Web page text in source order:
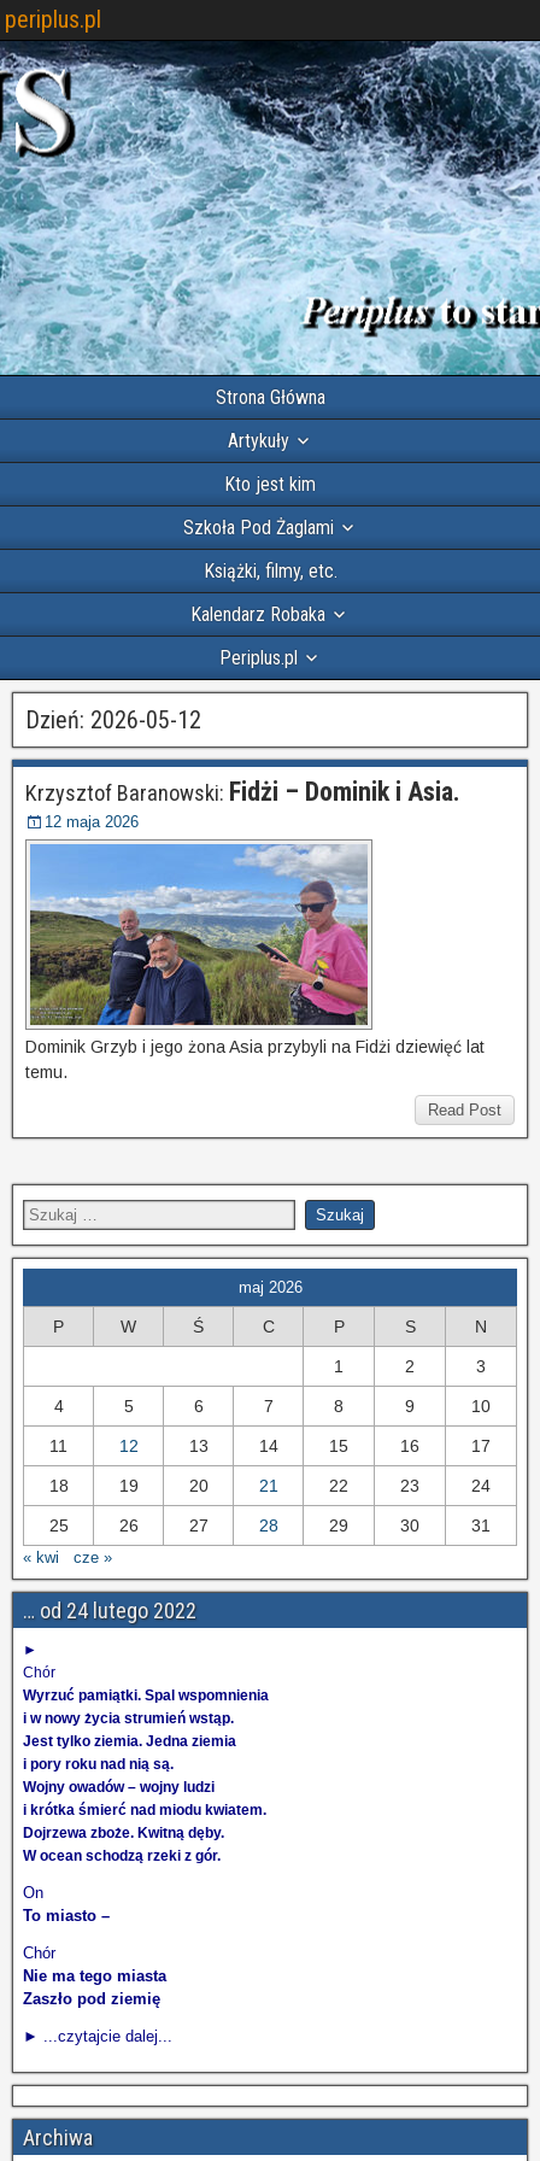
periplus.pl
Strona Główna
Artykuły
Kto jest kim
Szkoła Pod Żaglami
Książki, filmy, etc.
Kalendarz Robaka
Periplus.pl
Dzień: 2026-05-12
Krzysztof Baranowski: Fidżi – Dominik i Asia.
12 maja 2026
Dominik Grzyb i jego żona Asia przybyli na Fidżi dziewięć lat
temu.
Read Post
maj 2026
P W Ś C P S N
1 2 3
4 5 6 7 8 9 10
11 12 13 14 15 16 17
18 19 20 21 22 23 24
25 26 27 28 29 30 31
« kwi cze »
… od 24 lutego 2022
►
Chór
Wyrzuć pamiątki. Spal wspomnienia
i w nowy życia strumień wstąp.
Jest tylko ziemia. Jedna ziemia
i pory roku nad nią są.
Wojny owadów – wojny ludzi
i krótka śmierć nad miodu kwiatem.
Dojrzewa zboże. Kwitną dęby.
W ocean schodzą rzeki z gór.
On
To miasto –
Chór
Nie ma tego miasta
Zaszło pod ziemię
► ...czytajcie dalej...
Archiwa